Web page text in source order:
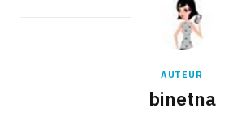
AUTEUR
binetna